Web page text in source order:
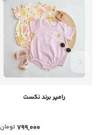
رامپر برند نکست
799,000 تومان